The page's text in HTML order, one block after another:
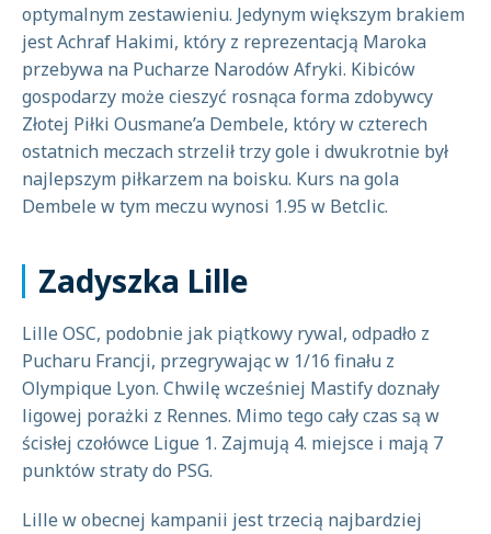
optymalnym zestawieniu. Jedynym większym brakiem
jest Achraf Hakimi, który z reprezentacją Maroka
przebywa na Pucharze Narodów Afryki. Kibiców
gospodarzy może cieszyć rosnąca forma zdobywcy
Złotej Piłki Ousmane’a Dembele, który w czterech
ostatnich meczach strzelił trzy gole i dwukrotnie był
najlepszym piłkarzem na boisku. Kurs na gola
Dembele w tym meczu wynosi 1.95 w Betclic.
Zadyszka Lille
Lille OSC, podobnie jak piątkowy rywal, odpadło z
Pucharu Francji, przegrywając w 1/16 finału z
Olympique Lyon. Chwilę wcześniej Mastify doznały
ligowej porażki z Rennes. Mimo tego cały czas są w
ścisłej czołówce Ligue 1. Zajmują 4. miejsce i mają 7
punktów straty do PSG.
Lille w obecnej kampanii jest trzecią najbardziej